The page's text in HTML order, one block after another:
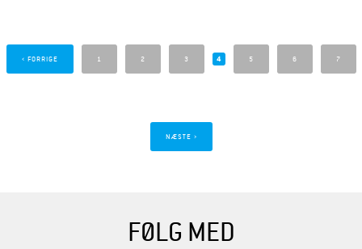
d
‹ FORRIGE 1 2 3 4 5 6 7
NÆSTE ›
FØLG MED